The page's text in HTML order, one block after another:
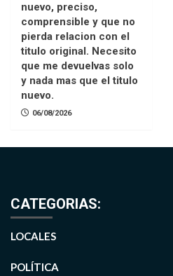
nuevo, preciso,
comprensible y que no
pierda relacion con el
titulo original. Necesito
que me devuelvas solo
y nada mas que el titulo
nuevo.
06/08/2026
CATEGORIAS:
LOCALES
POLÍTICA